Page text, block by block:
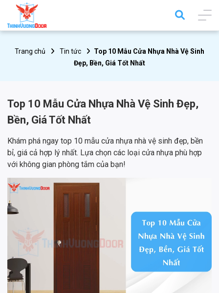
Trang chủ Tin tức
Top 10 Mẫu Cửa Nhựa Nhà Vệ Sinh
Đẹp, Bền, Giá Tốt Nhất
Top 10 Mẫu Cửa Nhựa Nhà Vệ Sinh Đẹp,
Bền, Giá Tốt Nhất
Khám phá ngay top 10 mẫu cửa nhựa nhà vệ sinh đẹp, bền
bỉ, giá cả hợp lý nhất. Lựa chọn các loại cửa nhựa phù hợp
với không gian phòng tắm của bạn!